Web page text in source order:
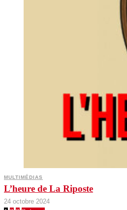
MULTIMÉDIAS
L’heure de La Riposte
24 octobre 2024